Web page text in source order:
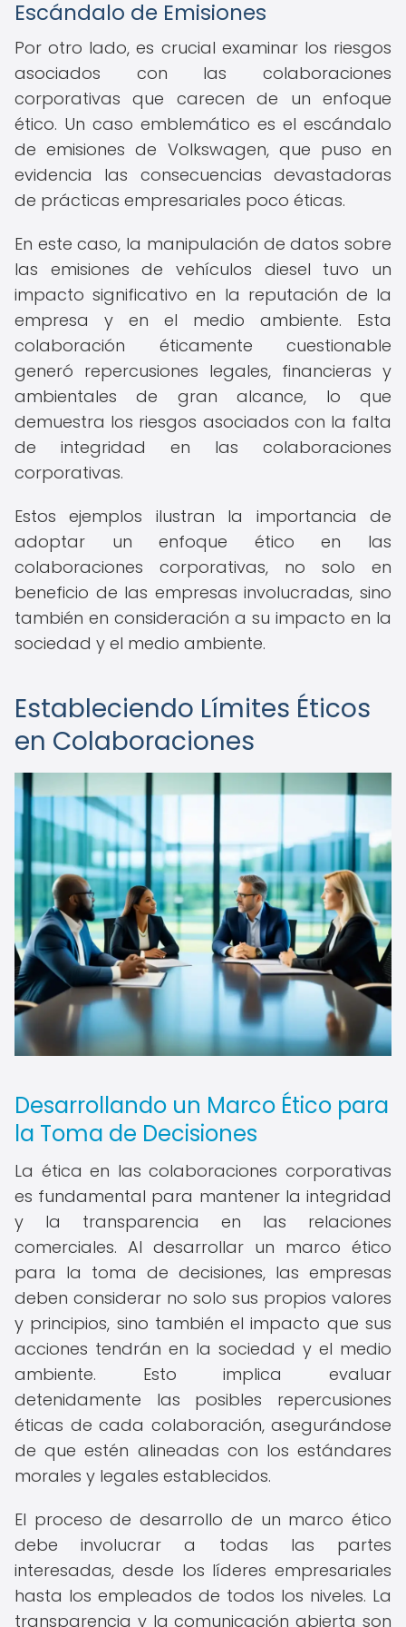
Escándalo de Emisiones
Por otro lado, es crucial examinar los riesgos
asociados con las colaboraciones
corporativas que carecen de un enfoque
ético. Un caso emblemático es el escándalo
de emisiones de Volkswagen, que puso en
evidencia las consecuencias devastadoras
de prácticas empresariales poco éticas.
En este caso, la manipulación de datos sobre
las emisiones de vehículos diesel tuvo un
impacto significativo en la reputación de la
empresa y en el medio ambiente. Esta
colaboración éticamente cuestionable
generó repercusiones legales, financieras y
ambientales de gran alcance, lo que
demuestra los riesgos asociados con la falta
de integridad en las colaboraciones
corporativas.
Estos ejemplos ilustran la importancia de
adoptar un enfoque ético en las
colaboraciones corporativas, no solo en
beneficio de las empresas involucradas, sino
también en consideración a su impacto en la
sociedad y el medio ambiente.
Estableciendo Límites Éticos
en Colaboraciones
Desarrollando un Marco Ético para
la Toma de Decisiones
La ética en las colaboraciones corporativas
es fundamental para mantener la integridad
y la transparencia en las relaciones
comerciales. Al desarrollar un marco ético
para la toma de decisiones, las empresas
deben considerar no solo sus propios valores
y principios, sino también el impacto que sus
acciones tendrán en la sociedad y el medio
ambiente. Esto implica evaluar
detenidamente las posibles repercusiones
éticas de cada colaboración, asegurándose
de que estén alineadas con los estándares
morales y legales establecidos.
El proceso de desarrollo de un marco ético
debe involucrar a todas las partes
interesadas, desde los líderes empresariales
hasta los empleados de todos los niveles. La
transparencia y la comunicación abierta son